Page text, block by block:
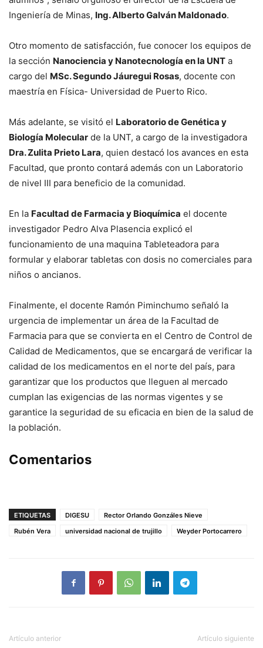
Ingeniería de Minas, Ing. Alberto Galván Maldonado.
Otro momento de satisfacción, fue conocer los equipos de
la sección Nanociencia y Nanotecnología en la UNT a
cargo del MSc. Segundo Jáuregui Rosas, docente con
maestría en Física- Universidad de Puerto Rico.
Más adelante, se visitó el Laboratorio de Genética y
Biología Molecular de la UNT, a cargo de la investigadora
Dra. Zulita Prieto Lara, quien destacó los avances en esta
Facultad, que pronto contará además con un Laboratorio
de nivel III para beneficio de la comunidad.
En la Facultad de Farmacia y Bioquímica el docente
investigador Pedro Alva Plasencia explicó el
funcionamiento de una maquina Tableteadora para
formular y elaborar tabletas con dosis no comerciales para
niños o ancianos.
Finalmente, el docente Ramón Piminchumo señaló la
urgencia de implementar un área de la Facultad de
Farmacia para que se convierta en el Centro de Control de
Calidad de Medicamentos, que se encargará de verificar la
calidad de los medicamentos en el norte del país, para
garantizar que los productos que lleguen al mercado
cumplan las exigencias de las normas vigentes y se
garantice la seguridad de su eficacia en bien de la salud de
la población.
Comentarios
ETIQUETAS DIGESU
Rector Orlando Gonzáles Nieve
Rubén Vera
universidad nacional de trujillo Weyder Portocarrero
Artículo anterior Artículo siguiente